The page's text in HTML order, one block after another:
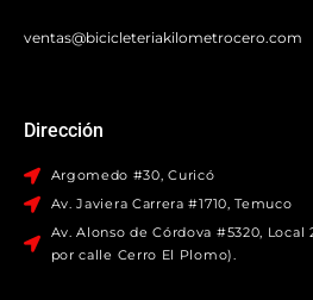
ventas@bicicleteriakilometrocero.com
Dirección
Argomedo #30, Curicó
Av. Javiera Carrera #1710, Temuco
Av. Alonso de Córdova #5320, Local
por calle Cerro El Plomo).